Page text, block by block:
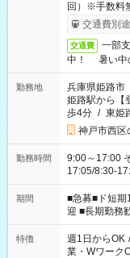
回）※手数料
交通費別
交通費
一部
中！ 暑い中
勤務地
兵庫県姫路市
姫路駅から【
歩4分 / 東姫
神戸市西区
勤務時間
9:00～17:00 その他選べる勤務時間多数 8-17時/8:20-
17:05/8:30-
18時 な
期間
■急募■ド短期
迎 ■長期勤務
特徴 週1日からOK /
業・Wワーク